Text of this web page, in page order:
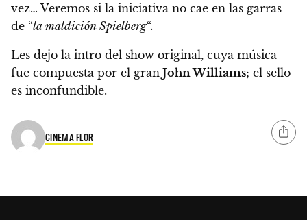
vez… Veremos si la iniciativa no cae en las garras
de “la maldición Spielberg“.
Les dejo la intro del show original, cuya música
fue compuesta por el gran John Williams; el sello
es inconfundible.
CINEMA FLOR